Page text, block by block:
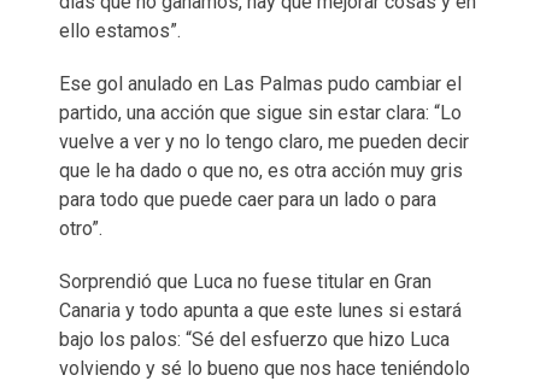
ello estamos”.
Ese gol anulado en Las Palmas pudo cambiar el
partido, una acción que sigue sin estar clara: “Lo
vuelve a ver y no lo tengo claro, me pueden decir
que le ha dado o que no, es otra acción muy gris
para todo que puede caer para un lado o para
otro”.
Sorprendió que Luca no fuese titular en Gran
Canaria y todo apunta a que este lunes si estará
bajo los palos: “Sé del esfuerzo que hizo Luca
volviendo y sé lo bueno que nos hace teniéndolo